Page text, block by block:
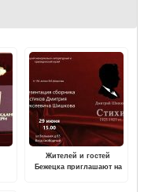
Жителей и гостей
Бежецка приглашают на